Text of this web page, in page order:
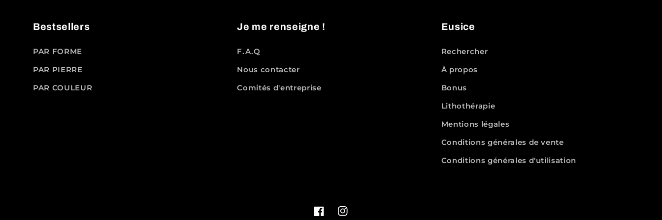
Bestsellers
PAR FORME
PAR PIERRE
PAR COULEUR
Je me renseigne !
F.A.Q
Nous contacter
Comités d'entreprise
Eusice
Rechercher
À propos
Bonus
Lithothérapie
Mentions légales
Conditions générales de vente
Conditions générales d'utilisation
FacebookInstagram